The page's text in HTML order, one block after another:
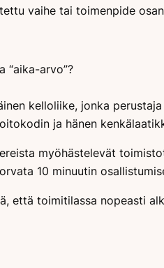
vaihe tai toimenpide
“aika-arvo”?
kelloliike, jonka
ja hänen
myöhästelevät
10 minuutin
että toimitilassa nopeasti